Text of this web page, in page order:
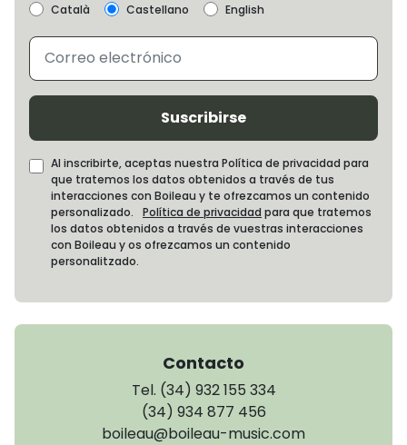
Català Castellano English
Suscribirse
Al inscribirte, aceptas nuestra Política de privacidad para
que tratemos los datos obtenidos a través de tus
interacciones con Boileau y te ofrezcamos un contenido
personalizado. Política de privacidad para que tratemos
los datos obtenidos a través de vuestras interacciones
con Boileau y os ofrezcamos un contenido
personalitzado.
Contacto
Tel. (34) 932 155 334
(34) 934 877 456
boileau@boileau-music.com